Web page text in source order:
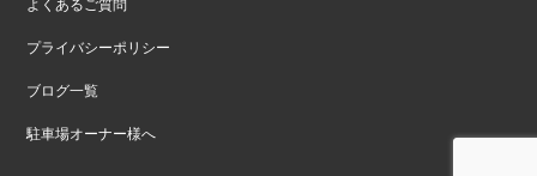
よくあるご質問
プライバシーポリシー
ブログ一覧
駐車場オーナー様へ